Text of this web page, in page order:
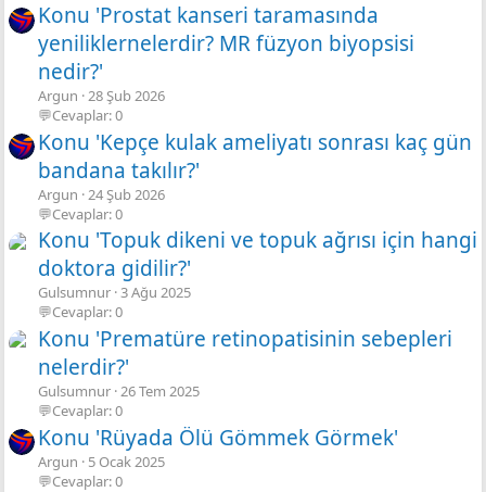
Konu 'Prostat kanseri taramasında
yeniliklernelerdir? MR füzyon biyopsisi
nedir?'
Argun 28 Şub 2026
💬Cevaplar: 0
Konu 'Kepçe kulak ameliyatı sonrası kaç gün
bandana takılır?'
Argun 24 Şub 2026
💬Cevaplar: 0
Konu 'Topuk dikeni ve topuk ağrısı için hangi
doktora gidilir?'
Gulsumnur 3 Ağu 2025
💬Cevaplar: 0
Konu 'Prematüre retinopatisinin sebepleri
nelerdir?'
Gulsumnur 26 Tem 2025
💬Cevaplar: 0
Konu 'Rüyada Ölü Gömmek Görmek'
Argun
5 Ocak 2025
💬Cevaplar: 0